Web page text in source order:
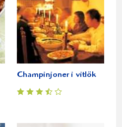
Champinjoner i vitlök